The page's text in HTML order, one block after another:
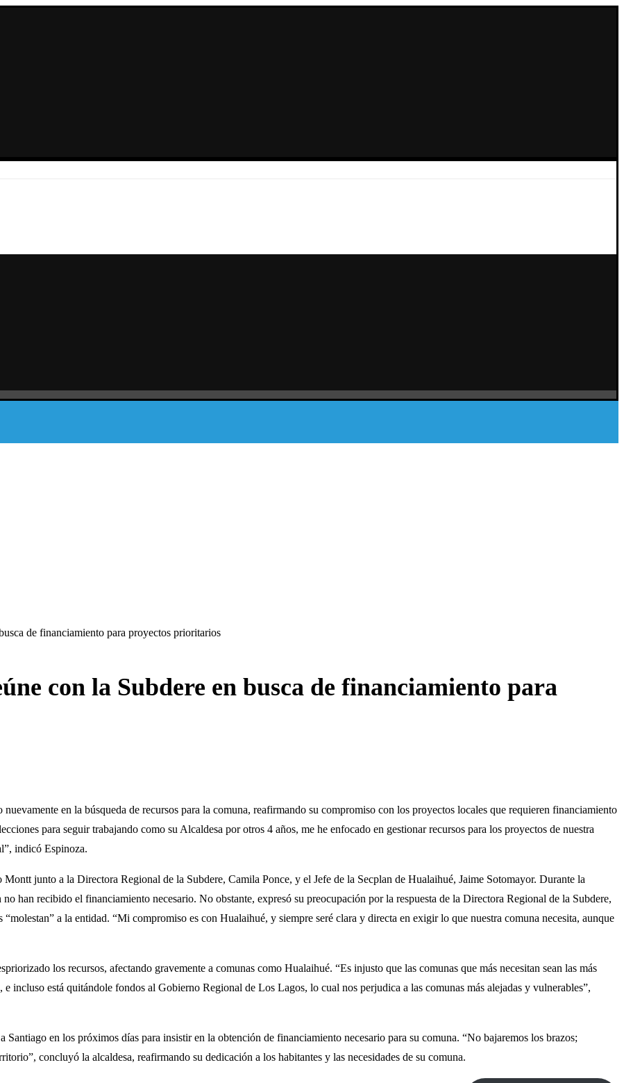
de financiamiento para proyectos prioritarios
con la Subdere en busca de financiamiento para
en la búsqueda de recursos para la comuna, reafirmando su compromiso con los proyectos locales que requieren financiamiento
para seguir trabajando como su Alcaldesa por otros 4 años, me he enfocado en gestionar recursos para los proyectos de nuestra
indicó Espinoza.
junto a la Directora Regional de la Subdere, Camila Ponce, y el Jefe de la Secplan de Hualaihué, Jaime Sotomayor. Durante la
han recibido el financiamiento necesario. No obstante, expresó su preocupación por la respuesta de la Directora Regional de la Subdere,
a la entidad. “Mi compromiso es con Hualaihué, y siempre seré clara y directa en exigir lo que nuestra comuna necesita, aunque
los recursos, afectando gravemente a comunas como Hualaihué. “Es injusto que las comunas que más necesitan sean las más
incluso está quitándole fondos al Gobierno Regional de Los Lagos, lo cual nos perjudica a las comunas más alejadas y vulnerables”,
en los próximos días para insistir en la obtención de financiamiento necesario para su comuna. “No bajaremos los brazos;
concluyó la alcaldesa, reafirmando su dedicación a los habitantes y las necesidades de su comuna.